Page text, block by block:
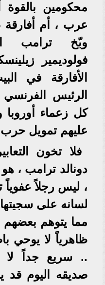
محكومين بالقوة
عرب ، أم
وبّخ ترامب
فولوديمير
الأفارقة في
الرئيس
كل زعماء
عليهم تمويل حرب
فلا تخون
دونالد ترامب ،
، ليس رجلاً
لسانه على سجيتها
مما يتوهم بعضهم
ظاهرياً لا يوحي
.. سريع جداً لا
صديقه اليوم قد